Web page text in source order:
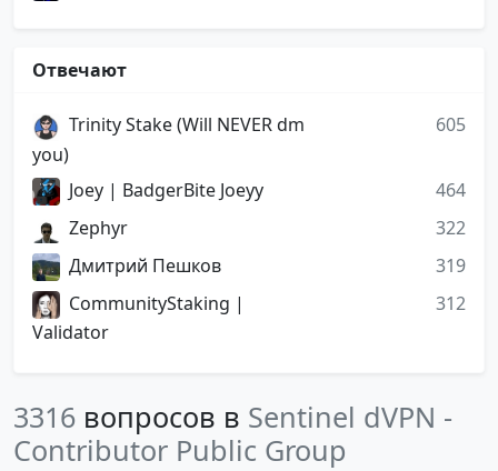
Отвечают
Trinity Stake (Will NEVER dm
you)
605
Joey | BadgerBite Joeyy
464
Zephyr
322
Дмитрий Пешков
319
CommunityStaking |
Validator
312
3316 вопросов в Sentinel dVPN -
Contributor Public Group